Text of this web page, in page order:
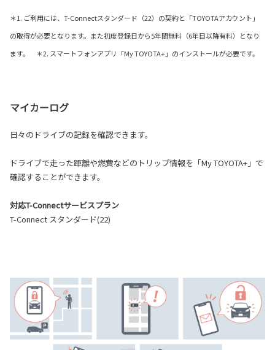
＊1. ご利用には、T-Connectスタンダード（22）の契約と「TOYOTAアカウント」
の取得が必要となります。また初度登録日から5年間無料（6年目以降有料）となり
ます。 ＊2. スマートフォンアプリ「My TOYOTA+」のインストールが必要です。
マイカーログ
日々のドライブの記録を確認できます。
ドライブで走った距離や燃費などのトリップ情報を「My TOYOTA+」で
確認することができます。
対応T-Connectサービスプラン
T-Connect スタンダード(22)